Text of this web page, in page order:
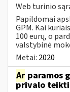
Web turinio
Papildomai
GPM. Kai
100 eurų, o
valstybinė
Metai: 2020
Ar paramos
privalo teikti